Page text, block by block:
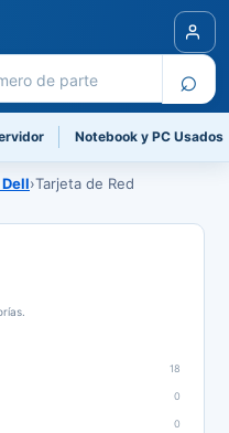
⌕
Notebook y PC Usados
›Tarjeta de Red
18
0
0